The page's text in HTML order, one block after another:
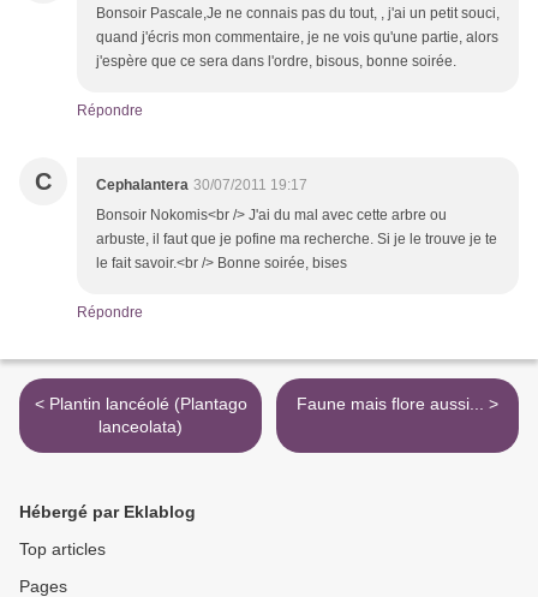
Bonsoir Pascale,Je ne connais pas du tout, , j'ai un petit souci,
quand j'écris mon commentaire, je ne vois qu'une partie, alors
j'espère que ce sera dans l'ordre, bisous, bonne soirée.
Répondre
C Cephalantera 30/07/2011 19:17
Bonsoir Nokomis<br /> J'ai du mal avec cette arbre ou
arbuste, il faut que je pofine ma recherche. Si je le trouve je te
le fait savoir.<br /> Bonne soirée, bises
Répondre
< Plantin lancéolé (Plantago
lanceolata)
Faune mais flore aussi... >
Hébergé par Eklablog
Top articles
Pages